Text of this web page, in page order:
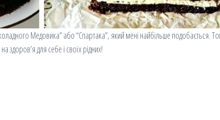
Медовика” або “Спартака”, який мені найбільше подобається.
здоров’я для себе і своїх рідних!